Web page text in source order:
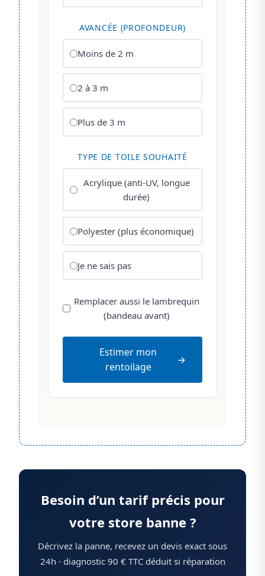
AVANCÉE (PROFONDEUR)
Moins de 2 m
2 à 3 m
Plus de 3 m
TYPE DE TOILE SOUHAITÉ
Acrylique (anti-UV, longue
durée)
Polyester (plus économique)
Je ne sais pas
Remplacer aussi le lambrequin
(bandeau avant)
Estimer mon
rentoilage
Besoin d’un tarif précis pour
votre store banne ?
Décrivez la panne, recevez un devis exact sous
24h · diagnostic 90 € TTC déduit si réparation